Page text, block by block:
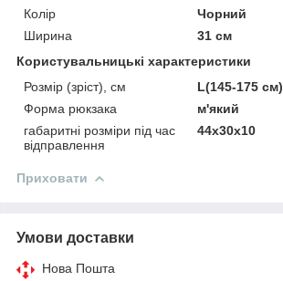
Колір
Чорний
Ширина
31 см
Користувальницькі характеристики
Розмір (зріст), см
L(145-175 см)
Форма рюкзака
м'який
габаритні розміри під час
відправлення
44x30x10
Приховати
Умови доставки
Нова Пошта